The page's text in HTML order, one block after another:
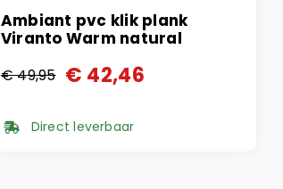
Ambiant pvc klik plank
Viranto Warm natural
€49,95
Oorspronkelijke
prijs
€ 42,46
Huidige
prijsDirect leverbaar